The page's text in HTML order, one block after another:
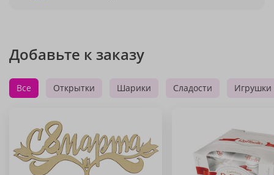
Добавьте к заказу
Все Открытки Шарики Сладости Игрушки